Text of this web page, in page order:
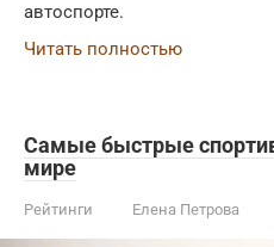
автоспорте.
Читать полностью
Самые быстрые
мире
Рейтинги Елена Петрова